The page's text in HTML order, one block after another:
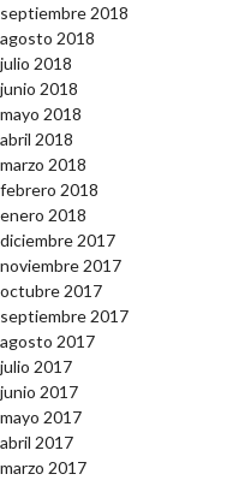
septiembre 2018
agosto 2018
julio 2018
junio 2018
mayo 2018
abril 2018
marzo 2018
febrero 2018
enero 2018
diciembre 2017
noviembre 2017
octubre 2017
septiembre 2017
agosto 2017
julio 2017
junio 2017
mayo 2017
abril 2017
marzo 2017